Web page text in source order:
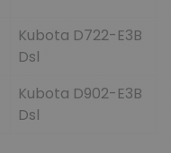
Kubota D722-E3B
Dsl
Kubota D902-E3B
Dsl